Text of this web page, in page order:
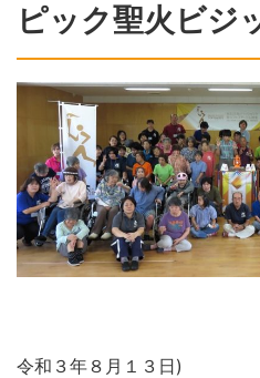
ピック聖火ビジ
令和３年８月１３日)